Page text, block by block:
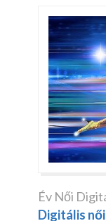
Év Női
Digitális